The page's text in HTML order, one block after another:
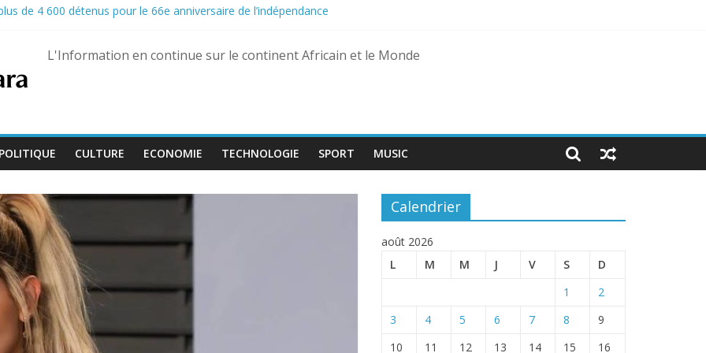
de 4 600 détenus pour le 66e anniversaire de l’indépendance
porte du gouvernement pour réclamer leurs droits
les Forces armées maliennes
à Gaza
L'Information en continue sur le continent Africain et le Monde
POLITIQUE CULTURE ECONOMIE TECHNOLOGIE SPORT MUSIC
Calendrier
août 2026
L
M M J V S D
1
2
3
4 5 6 7 8
9
10
11 12 13 14 15
16